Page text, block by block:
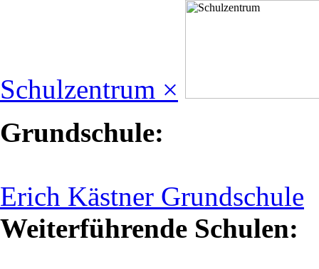
Schulzentrum ×
Grundschule:
Erich Kästner Grundschule
Weiterführende Schulen: